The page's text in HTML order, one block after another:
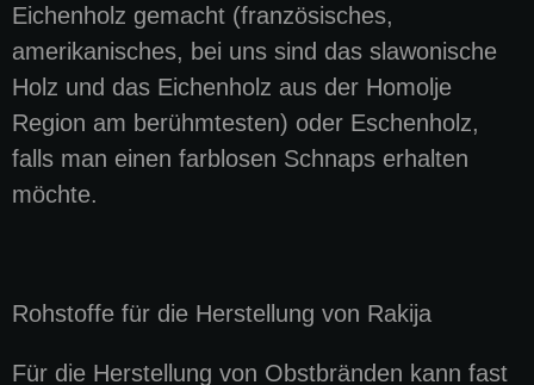
Eichenholz gemacht (französisches,
amerikanisches, bei uns sind das slawonische
Holz und das Eichenholz aus der Homolje
Region am berühmtesten) oder Eschenholz,
falls man einen farblosen Schnaps erhalten
möchte.
Rohstoffe für die Herstellung von Rakija
Für die Herstellung von Obstbränden kann fast